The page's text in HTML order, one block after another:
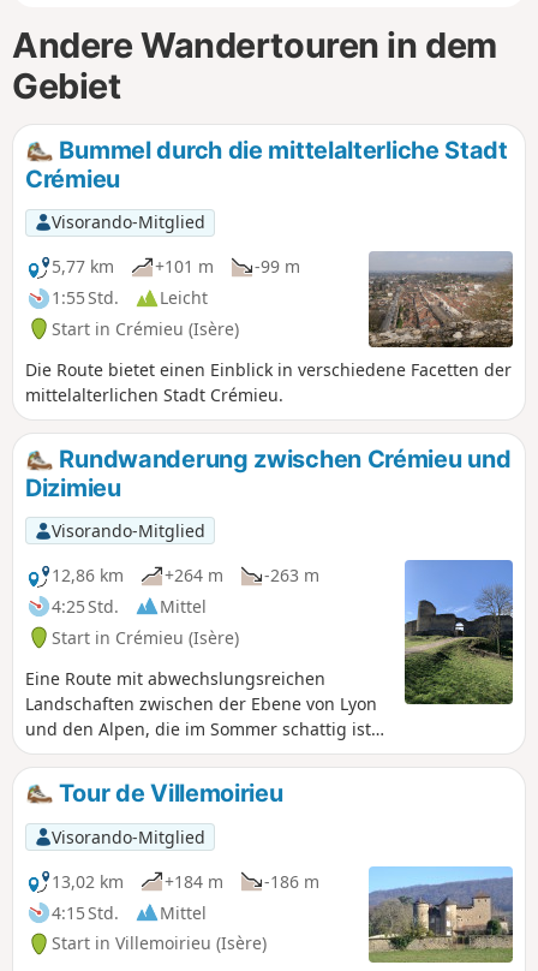
Andere Wandertouren in dem
Gebiet
Bummel durch die mittelalterliche Stadt
Crémieu
Visorando-Mitglied
5,77 km
+101 m
-99 m
1:55 Std.
Leicht
Start in Crémieu (Isère)
Die Route bietet einen Einblick in verschiedene Facetten der
mittelalterlichen Stadt Crémieu.
Rundwanderung zwischen Crémieu und
Dizimieu
Visorando-Mitglied
12,86 km
+264 m
-263 m
4:25 Std.
Mittel
Start in Crémieu (Isère)
Eine Route mit abwechslungsreichen
Landschaften zwischen der Ebene von Lyon
und den Alpen, die im Sommer schattig ist
und einen Blick auf die Alpen bietet.
Tour de Villemoirieu
Visorando-Mitglied
13,02 km
+184 m
-186 m
4:15 Std.
Mittel
Start in Villemoirieu (Isère)